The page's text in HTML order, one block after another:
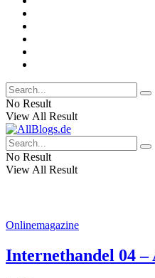
No Result
View All Result
No Result
View All Result
Onlinemagazine
Internethandel 04 –